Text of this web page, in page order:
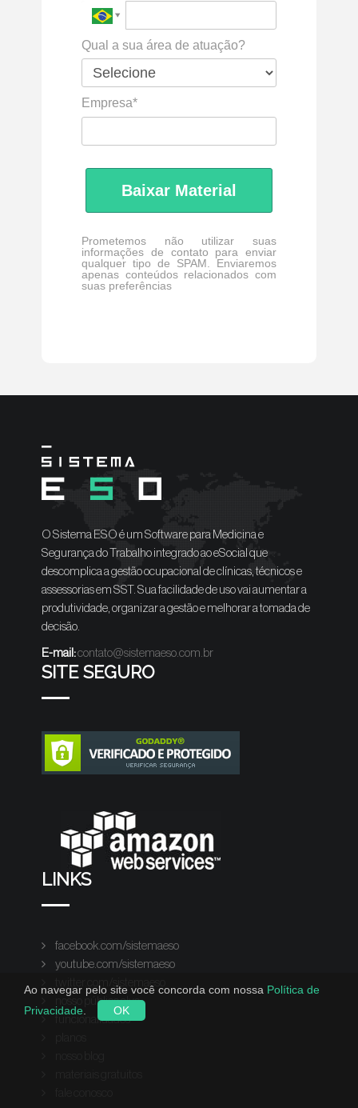
Qual a sua área de atuação?
Empresa*
Baixar Material
Prometemos não utilizar suas
informações de contato para enviar
qualquer tipo de SPAM. Enviaremos
apenas conteúdos relacionados com
suas preferências
O Sistema ESO é um Software para Medicina e
Segurança do Trabalho integrado ao eSocial que
descomplica a gestão ocupacional de clínicas, técnicos e
assessorias em SST. Sua facilidade de uso vai aumentar a
produtividade, organizar a gestão e melhorar a tomada de
decisão.
E-mail:contato@sistemaeso.com.br
SITE SEGURO
LINKS
facebook.com/sistemaeso
youtube.com/sistemaeso
twitter.com/sistemaeso
nosso público alvo
funcionalidades
Ao navegar pelo site você concorda com nossa Política de
Privacidade. OK